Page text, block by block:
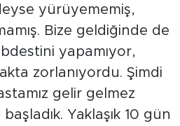
yürüyememiş,
Bize geldiğinde de
yapamıyor,
zorlanıyordu. Şimdi
gelir gelmez
Yaklaşık 10 gün